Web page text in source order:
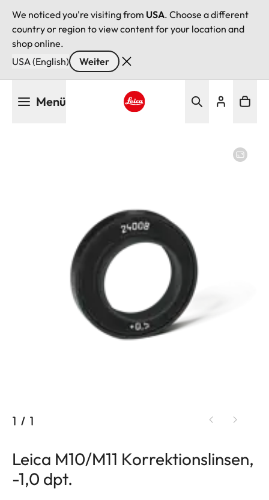
We noticed you're visiting from USA. Choose a different
country or region to view content for your location and
shop online.
USA (English)
Weiter
Menü
1 / 1
Leica M10/M11 Korrektionslinsen,
-1,0 dpt.